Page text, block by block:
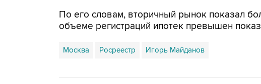
По его словам, вторичный рынок показал
объеме регистраций ипотек превышен
Москва Росреестр Игорь Майданов